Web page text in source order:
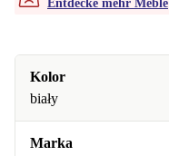
Entdecke mehr Meble
Kolor
biały
Marka